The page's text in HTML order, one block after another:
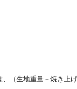
、（生地重量－焼き上